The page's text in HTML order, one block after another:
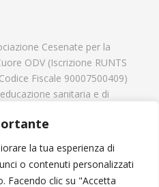
la tua esperienza di
o contenuti personalizzati
Facendo clic su "Accetta
Cesenate per la
ODV (Iscrizione RUNTS
Fiscale 90007500409)
sanitaria e di
hanno un problema
delle strutture